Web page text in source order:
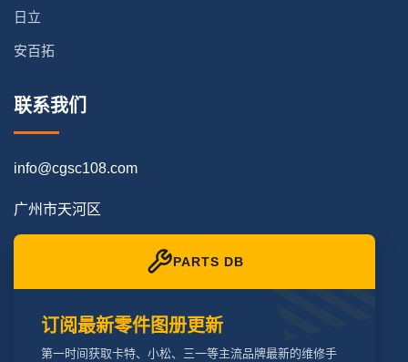
日立
安百拓
联系我们
info@cgsc108.com
广州市天河区
PARTS DB
订阅最新零件图册更新
第一时间获取卡特、小松、三一等主流品牌最新的维修手